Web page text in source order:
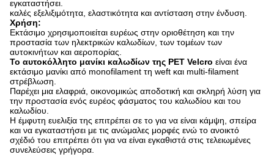
εγκαταστήσει.
καλές εξελιξιμότητα, ελαστικότητα και αντίσταση στην ένδυση.
Χρήση:
Εκτάσιμο χρησιμοποιείται ευρέως στην οριοθέτηση και την
προστασία των ηλεκτρικών καλωδίων, των τομέων των
αυτοκινήτων και αεροπορίας.
Το αυτοκόλλητο μανίκι καλωδίων της PET Velcro είναι ένα
εκτάσιμο μανίκι από monofilament τη weft και multi-filament
στρέβλωση.
Παρέχει μια ελαφριά, οικονομικώς αποδοτική και σκληρή λύση για
την προστασία ενός ευρέος φάσματος του καλωδίου και του
καλωδίου.
Η έμφυτη ευελιξία της επιτρέπει σε το για να είναι κάμψη, σπείρα
και να εγκαταστήσει με τις ανώμαλες μορφές ενώ το ανοικτό
σχέδιό του επιτρέπει ότι για να είναι εγκαθιστά στις τελειωμένες
συνελεύσεις γρήγορα.